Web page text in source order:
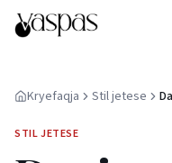
Kryefaqja Stil jetese
STIL JETESE